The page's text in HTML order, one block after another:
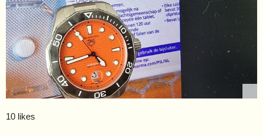
10 likes